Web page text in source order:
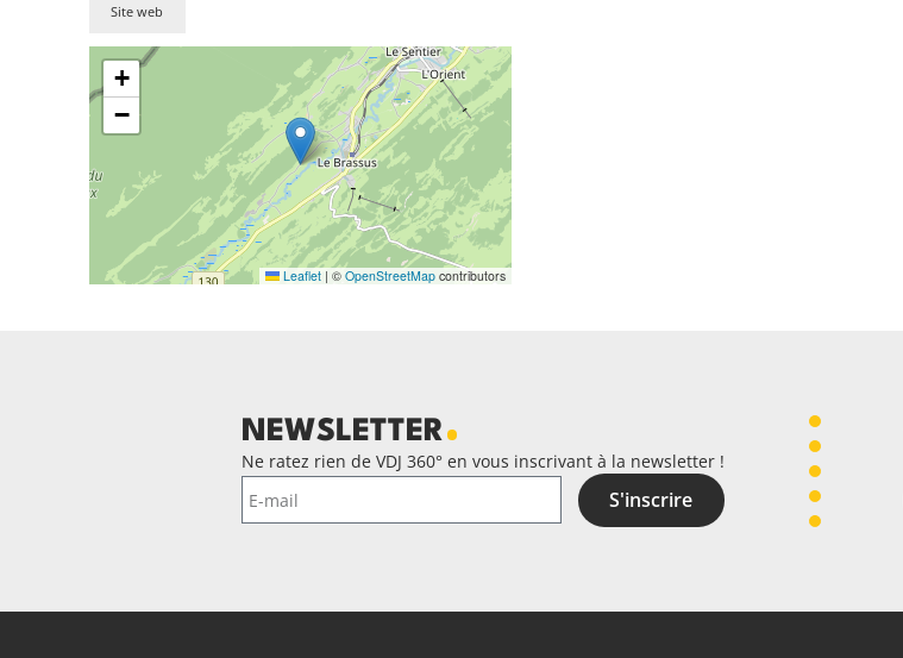
Site web
+
−
Leaflet | ©OpenStreetMap contributors
NEWSLETTER
Ne ratez rien de VDJ 360° en vous inscrivant à la newsletter !
S'inscrire